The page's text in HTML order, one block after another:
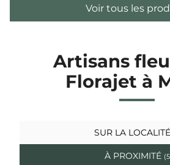
Voir tous les
Artisans
Florajet à
SUR LA LOCALITÉ
À PROXIMITÉ